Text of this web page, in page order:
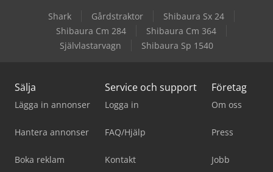
Shark Gårdstraktor
Shibaura Sx 24
Shibaura Cm 284
Shibaura Cm 364
Självlastarvagn
Shibaura Sp 1540
Sälja
Lägga in annonser
Hantera annonser
Boka reklam
Service och support
Logga in
FAQ/Hjälp
Kontakt
Företag
Om oss
Press
Jobb